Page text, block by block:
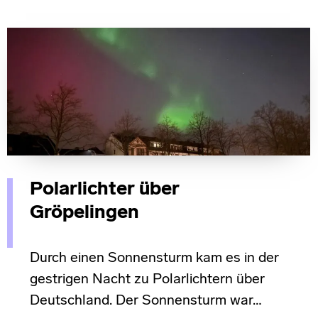
Polarlichter über
Gröpelingen
Durch einen Sonnensturm kam es in der
gestrigen Nacht zu Polarlichtern über
Deutschland. Der Sonnensturm war…